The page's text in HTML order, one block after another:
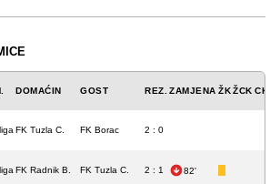
DOMAĆIN GOST REZ. ZAMJENA ŽKŽCK CK
FK Tuzla C. FK Borac 2 : 0
FK Radnik B. FK Tuzla C. 2 : 1 82'